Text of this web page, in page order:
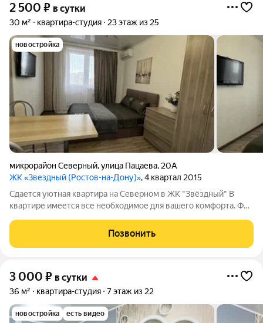
2 500 ₽ в сутки
30 м² квартира-студия 23 этаж из 25
новостройка
микрорайон Северный,улица Пацаева, 20А
ЖК «Звездный (Ростов-на-Дону)», 4 квартал 2015
Сдается уютная квартира на Северном в ЖК "Звёздный" В
квартире имеется все необходимое для вашего комфорта. Фен
душа Чай, кофе, посуда. Бесплатный Wi-Fi, SMART TV, вся
необходимая техника от
Позвонить
3 000 ₽ в сутки
36 м² квартира-студия 7 этаж из 22
новостройка есть видео